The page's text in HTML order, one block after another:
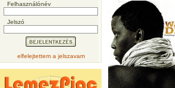
Felhasználónév
Jelszó
elfelejtettem a jelszavam